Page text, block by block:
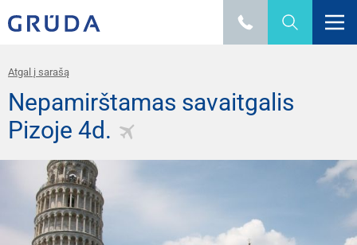
Atgal į sarašą
Nepamirštamas savaitgalis
Pizoje 4d.